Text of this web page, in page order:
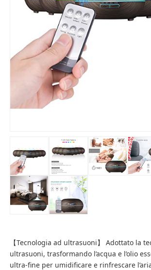
【Tecnologia ad ultrasuoni】 Adottato la
ultrasuoni, trasformando l’acqua e l’olio
ultra-fine per umidificare e rinfrescare